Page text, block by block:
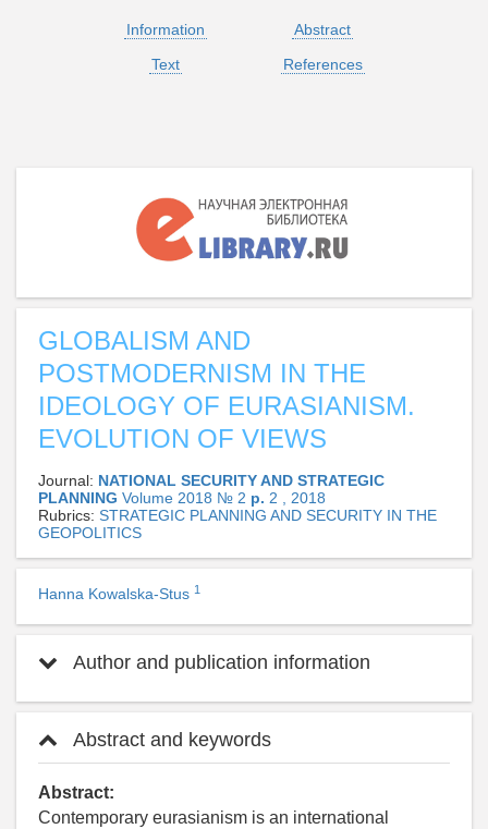
Information
Abstract
Text
References
GLOBALISM AND
POSTMODERNISM IN THE
IDEOLOGY OF EURASIANISM.
EVOLUTION OF VIEWS
Journal: NATIONAL SECURITY AND STRATEGIC
PLANNING Volume 2018 № 2 p. 2 , 2018
Rubrics: STRATEGIC PLANNING AND SECURITY IN THE
GEOPOLITICS
Hanna Kowalska-Stus 1
Author and publication information
Abstract and keywords
Abstract:
Contemporary eurasianism is an international